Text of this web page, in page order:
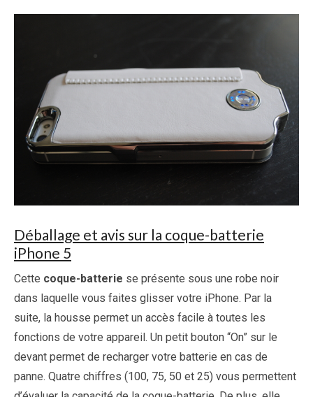
Déballage et avis sur la coque-batterie
iPhone 5
Cette coque-batterie se présente sous une robe noir
dans laquelle vous faites glisser votre iPhone. Par la
suite, la housse permet un accès facile à toutes les
fonctions de votre appareil. Un petit bouton “On” sur le
devant permet de recharger votre batterie en cas de
panne. Quatre chiffres (100, 75, 50 et 25) vous permettent